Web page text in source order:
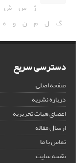
ژ س ش
گ ل م ن و ه
دسترسی سریع
صفحه اصلی
درباره نشریه
اعضای هیات تحریریه
ارسال مقاله
تماس با ما
نقشه سایت